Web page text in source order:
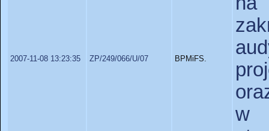
2007-11-08 13:23:35 ZP/249/066/U/07 BPMiFS.
w